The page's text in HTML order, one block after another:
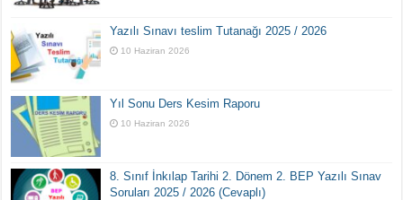
Yazılı Sınavı teslim Tutanağı 2025 / 2026
10 Haziran 2026
Yıl Sonu Ders Kesim Raporu
10 Haziran 2026
8. Sınıf İnkılap Tarihi 2. Dönem 2. BEP Yazılı Sınav
Soruları 2025 / 2026 (Cevaplı)